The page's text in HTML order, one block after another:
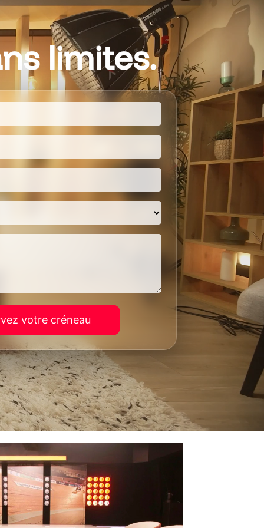
limites.
votre créneau
Les demandes de particuliers ne peuvent pas
projets, partenariats ou demandes commerciales.
personnelles et pour exercer vos droits, reportez-